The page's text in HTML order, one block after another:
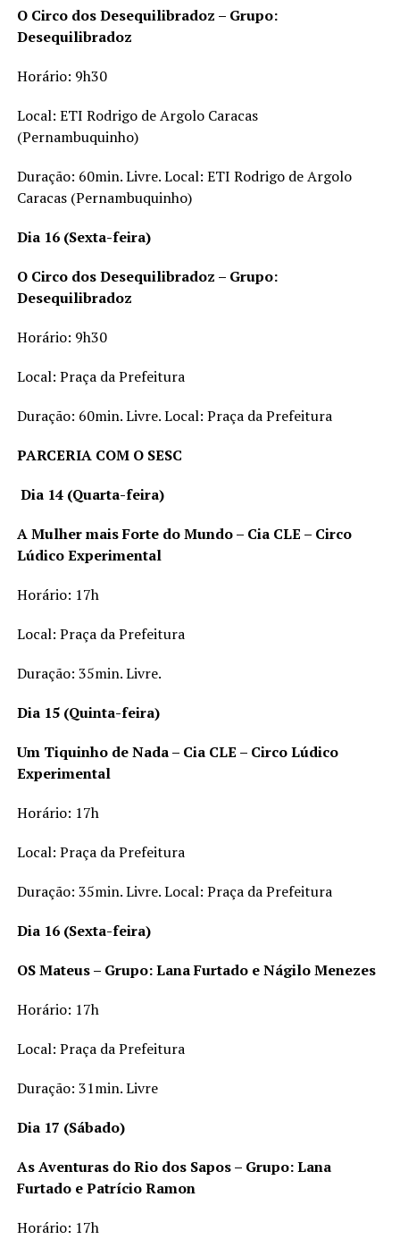
O Circo dos Desequilibradoz – Grupo:
Desequilibradoz
Horário: 9h30
Local: ETI Rodrigo de Argolo Caracas
(Pernambuquinho)
Duração: 60min. Livre. Local: ETI Rodrigo de Argolo
Caracas (Pernambuquinho)
Dia 16 (Sexta-feira)
O Circo dos Desequilibradoz – Grupo:
Desequilibradoz
Horário: 9h30
Local: Praça da Prefeitura
Duração: 60min. Livre. Local: Praça da Prefeitura
PARCERIA COM O SESC
Dia 14 (Quarta-feira)
A Mulher mais Forte do Mundo – Cia CLE – Circo
Lúdico Experimental
Horário: 17h
Local: Praça da Prefeitura
Duração: 35min. Livre.
Dia 15 (Quinta-feira)
Um Tiquinho de Nada – Cia CLE – Circo Lúdico
Experimental
Horário: 17h
Local: Praça da Prefeitura
Duração: 35min. Livre. Local: Praça da Prefeitura
Dia 16 (Sexta-feira)
OS Mateus – Grupo: Lana Furtado e Nágilo Menezes
Horário: 17h
Local: Praça da Prefeitura
Duração: 31min. Livre
Dia 17 (Sábado)
As Aventuras do Rio dos Sapos – Grupo: Lana
Furtado e Patrício Ramon
Horário: 17h